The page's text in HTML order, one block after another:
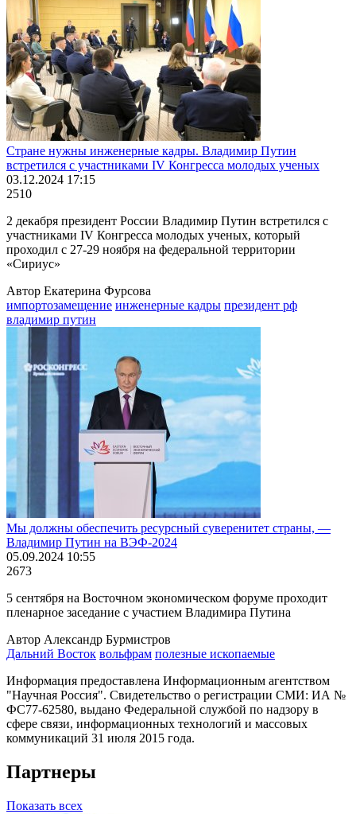
Стране нужны инженерные кадры. Владимир Путин
встретился с участниками IV Конгресса молодых ученых
03.12.2024 17:15
2510
2 декабря президент России Владимир Путин встретился с
участниками IV Конгресса молодых ученых, который
проходил с 27-29 ноября на федеральной территории
«Сириус»
Автор Екатерина Фурсова
импортозамещение инженерные кадры президент рф
владимир путин
Мы должны обеспечить ресурсный суверенитет страны, ―
Владимир Путин на ВЭФ-2024
05.09.2024 10:55
2673
5 сентября на Восточном экономическом форуме проходит
пленарное заседание с участием Владимира Путина
Автор Александр Бурмистров
Дальний Восток вольфрам полезные ископаемые
Информация предоставлена Информационным агентством
"Научная Россия". Свидетельство о регистрации СМИ: ИА №
ФС77-62580, выдано Федеральной службой по надзору в
сфере связи, информационных технологий и массовых
коммуникаций 31 июля 2015 года.
Партнеры
Показать всех